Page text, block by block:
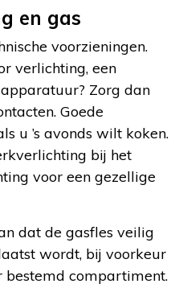
en gas
voorzieningen.
verlichting, een
Zorg dan
Goede
u ’s avonds wilt koken.
bij het
voor een gezellige
dat de gasfles veilig
wordt, bij voorkeur
bestemd compartiment.